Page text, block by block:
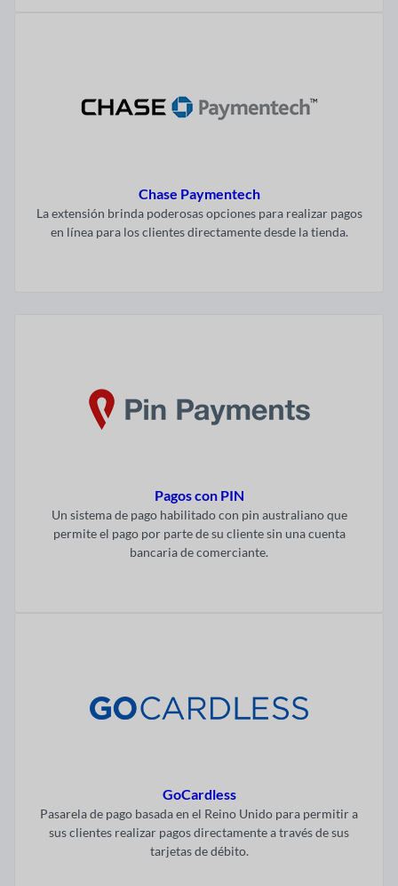
Chase Paymentech
La extensión brinda poderosas opciones para realizar pagos
en línea para los clientes directamente desde la tienda.
Pagos con PIN
Un sistema de pago habilitado con pin australiano que
permite el pago por parte de su cliente sin una cuenta
bancaria de comerciante.
GoCardless
Pasarela de pago basada en el Reino Unido para permitir a
sus clientes realizar pagos directamente a través de sus
tarjetas de débito.